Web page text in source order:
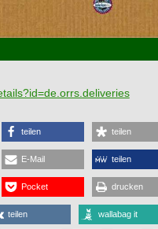
teilen teilen
E-Mail teilen
Pocket drucken
teilen wallabag it